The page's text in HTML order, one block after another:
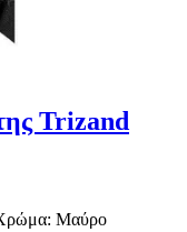
Trizand
Χρώμα: Μαύρο